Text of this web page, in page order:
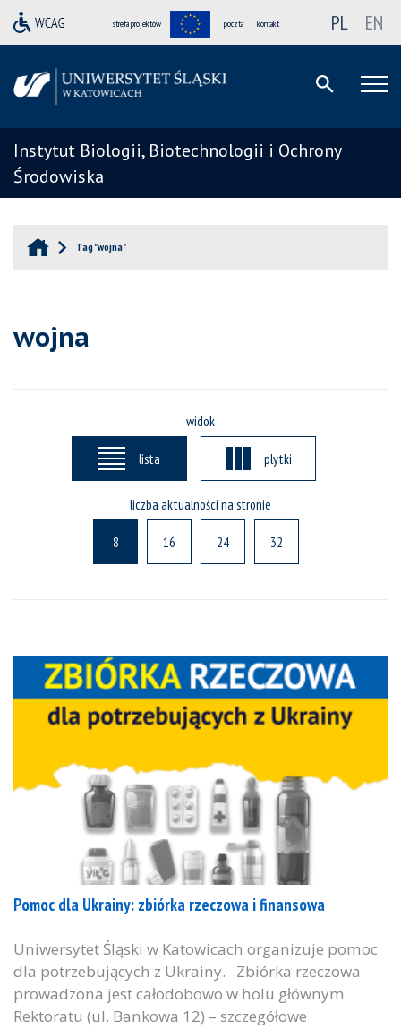
strefa projektów poczta kontakt PL EN
Instytut Biologii, Biotechnologii i Ochrony
Środowiska
Tag "wojna"
wojna
widok
lista plytki
liczba aktualności na stronie
8 16 24 32
Pomoc dla Ukrainy: zbiórka rzeczowa i finansowa
Uniwersytet Śląski w Katowicach organizuje pomoc
dla potrzebujących z Ukrainy. Zbiórka rzeczowa
prowadzona jest całodobowo w holu głównym
Rektoratu (ul. Bankowa 12) – szczegółowe